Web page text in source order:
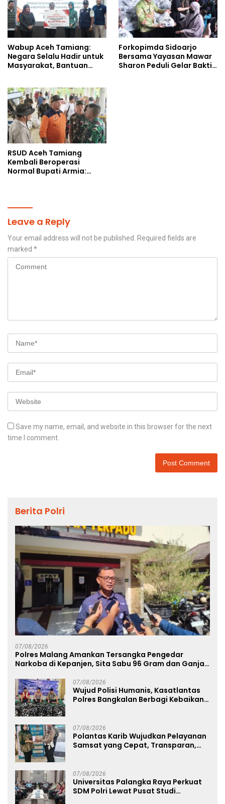
Wabup Aceh Tamiang:
Negara Selalu Hadir untuk
Masyarakat, Bantuan
Forkopimda Sidoarjo
Bersama Yayasan Mawar
Sharon Peduli Gelar Bakti
RSUD Aceh Tamiang
Kembali Beroperasi
Normal Bupati Armia:
Leave a Reply
Your email address will not be published.
Required fields are
marked *
Save my name, email, and website in this browser for the next
time I comment.
Berita Polri
07/08/2026
Polres Malang Amankan Tersangka Pengedar
Narkoba di Kepanjen, Sita Sabu 96 Gram dan Ganja
07/08/2026
Wujud Polisi Humanis, Kasatlantas
Polres Bangkalan Berbagi Kebaikan
07/08/2026
Polantas Karib Wujudkan Pelayanan
Samsat yang Cepat, Transparan,
07/08/2026
Universitas Palangka Raya Perkuat
SDM Polri Lewat Pusat Studi